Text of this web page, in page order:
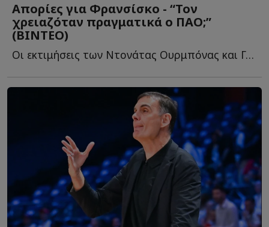
Απορίες για Φρανσίσκο - “Τον
χρειαζόταν πραγματικά ο ΠΑΟ;”
(ΒΙΝΤΕΟ)
Oι εκτιμήσεις των Ντονάτας Ουρμπόνας και Γκίτις Μπλαζεβίτσιους γ...